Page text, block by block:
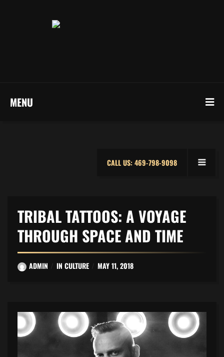
MENU
CALL US: 469-798-9098
TRIBAL TATTOOS: A VOYAGE
THROUGH SPACE AND TIME
ADMIN IN CULTURE MAY 11, 2018